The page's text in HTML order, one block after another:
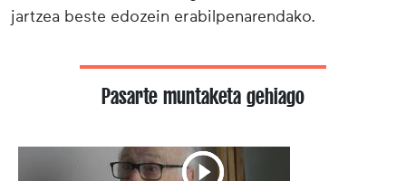
jartzea beste edozein erabilpenarendako.
Pasarte muntaketa gehiago